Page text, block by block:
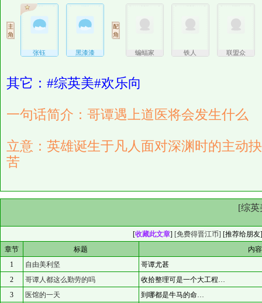
张钰 黑漆漆 蝙蝠家 铁人 联盟众
其它：#综英美#欢乐向
一句话简介：哥谭遇上道医将会发生什么
立意：英雄诞生于凡人面对深渊时的主动
苦
[综英
[收藏此文章] [免费得晋江币] [推荐给朋友
章节
标题
内
1
自由美利坚
哥谭尤甚
2
哥谭人都这么勤劳的吗
收拾整理可是一个大工程…
3
医馆的一天
到哪都是牛马的命…